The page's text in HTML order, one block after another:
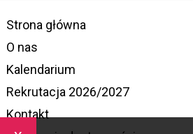
Strona główna
O nas
Kalendarium
Rekrutacja 2026/2027
Kontakt